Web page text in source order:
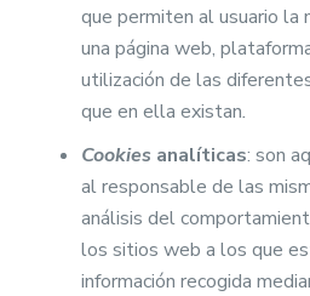
que permiten al usuario la
una página web,
utilización de las
que en ella existan.
Cookies analíticas: son
al responsable de las
análisis del
los sitios web a los que
información recogida